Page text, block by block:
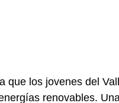
que los jovenes del
renovables.